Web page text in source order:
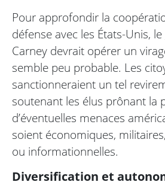
Pour approfondir la
défense avec les États-Unis,
Carney devrait opérer un
semble peu probable. Les
sanctionneraient un tel
soutenant les élus prônant la
d’éventuelles menaces
soient économiques,
ou informationnelles.
Diversification et